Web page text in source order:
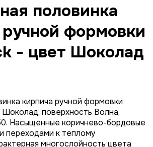
половинка
формовки
- цвет Шоколад
кирпича ручной формовки
поверхность Волна,
Насыщенные коричнево-бордовые
переходами к теплому
многослойность цвета